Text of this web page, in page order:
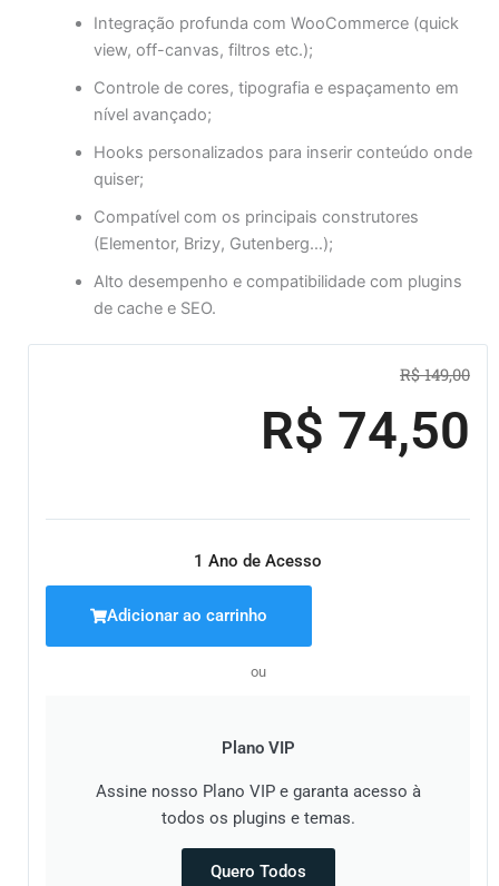
Integração profunda com WooCommerce (quick
view, off-canvas, filtros etc.);
Controle de cores, tipografia e espaçamento em
nível avançado;
Hooks personalizados para inserir conteúdo onde
quiser;
Compatível com os principais construtores
(Elementor, Brizy, Gutenberg…);
Alto desempenho e compatibilidade com plugins
de cache e SEO.
R$149,00O
R$ 74,50
O
1 Ano de Acesso
Adicionar ao carrinho
ou
Plano VIP
Assine nosso Plano VIP e garanta acesso à
todos os plugins e temas.
Quero Todos